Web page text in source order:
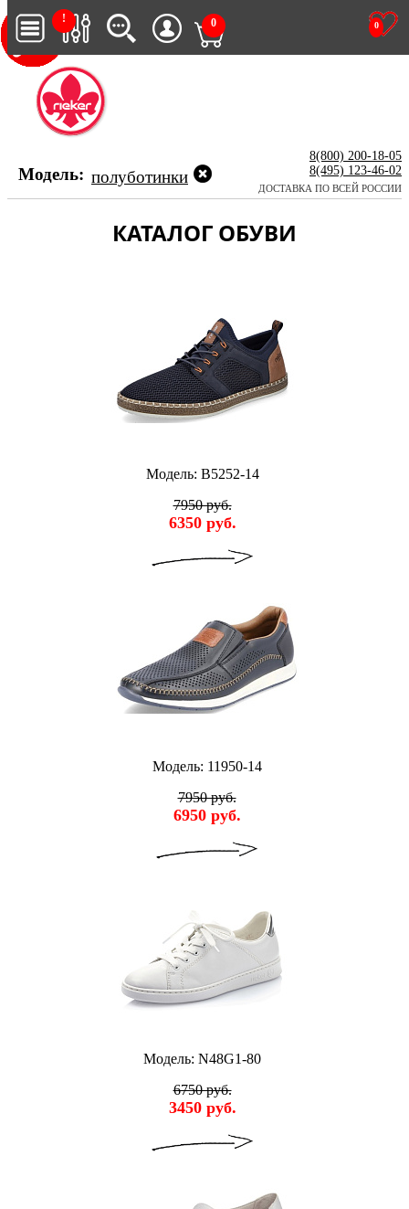
!
0
0
8(800) 200-18-05
8(495) 123-46-02
ДОСТАВКА ПО ВСЕЙ РОССИИ
Модель: полуботинки
КАТАЛОГ ОБУВИ
Модель: B5252-14
7950 руб.
6350 руб.
Модель: 11950-14
7950 руб.
6950 руб.
Модель: N48G1-80
6750 руб.
3450 руб.